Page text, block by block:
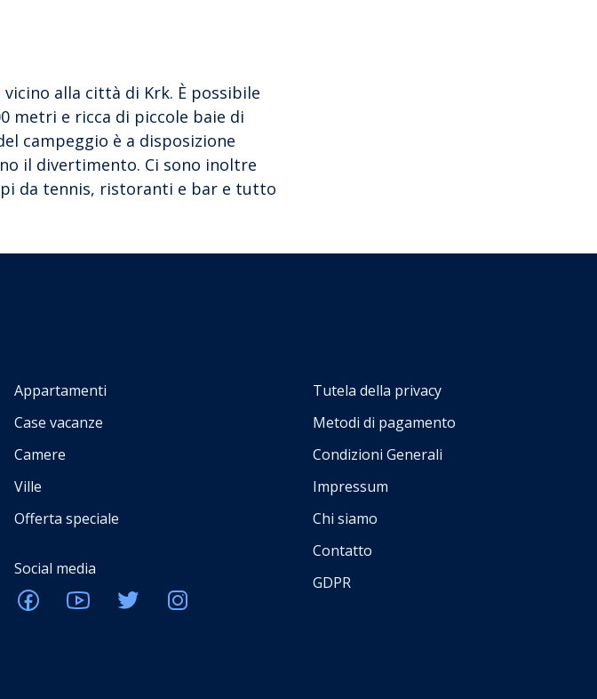
alla città di Krk. È possibile
metri e ricca di piccole baie di
campeggio è a disposizione
il divertimento. Ci sono inoltre
da tennis, ristoranti e bar e tutto
Appartamenti
Case vacanze
Camere
Ville
Offerta speciale
Social media
Tutela della privacy
Metodi di pagamento
Condizioni Generali
Impressum
Chi siamo
Contatto
GDPR